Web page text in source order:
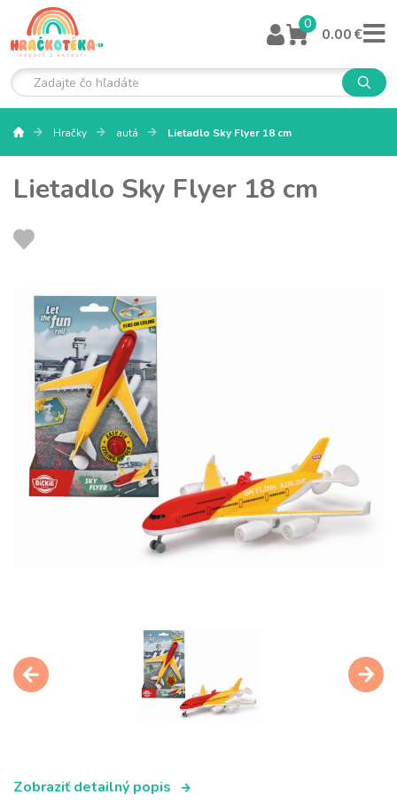
0
0.00 €
Hračky autá Lietadlo Sky Flyer 18 cm
Lietadlo Sky Flyer 18 cm
Zobraziť detailný popis